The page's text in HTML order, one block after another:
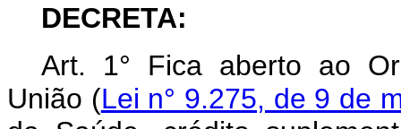
DECRETA:
Art. 1° Fica aberto ao
União (Lei n° 9.275, de 9 de